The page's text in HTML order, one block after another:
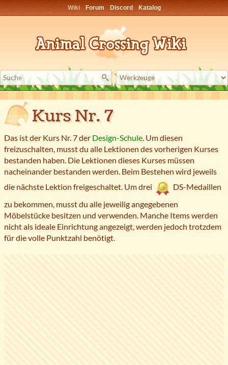
Wiki Forum Discord Katalog
Kurs Nr. 7
Das ist der Kurs Nr. 7 der Design-Schule. Um diesen
freizuschalten, musst du alle Lektionen des vorherigen Kurses
bestanden haben. Die Lektionen dieses Kurses müssen
nacheinander bestanden werden. Beim Bestehen wird jeweils
die nächste Lektion freigeschaltet. Um drei
DS-Medaillen
zu bekommen, musst du alle jeweilig angegebenen
Möbelstücke besitzen und verwenden. Manche Items werden
nicht als ideale Einrichtung angezeigt, werden jedoch trotzdem
für die volle Punktzahl benötigt.